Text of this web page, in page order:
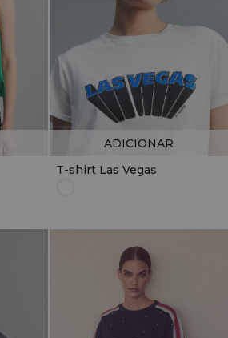
T-shirt Las Vegas
ADICIONAR